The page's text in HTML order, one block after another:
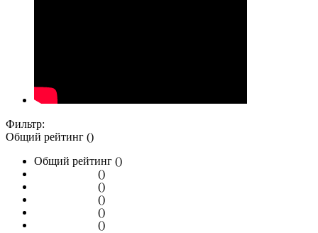
Фильтр:
Общий рейтинг ()
Общий рейтинг ()
()
()
()
()
()